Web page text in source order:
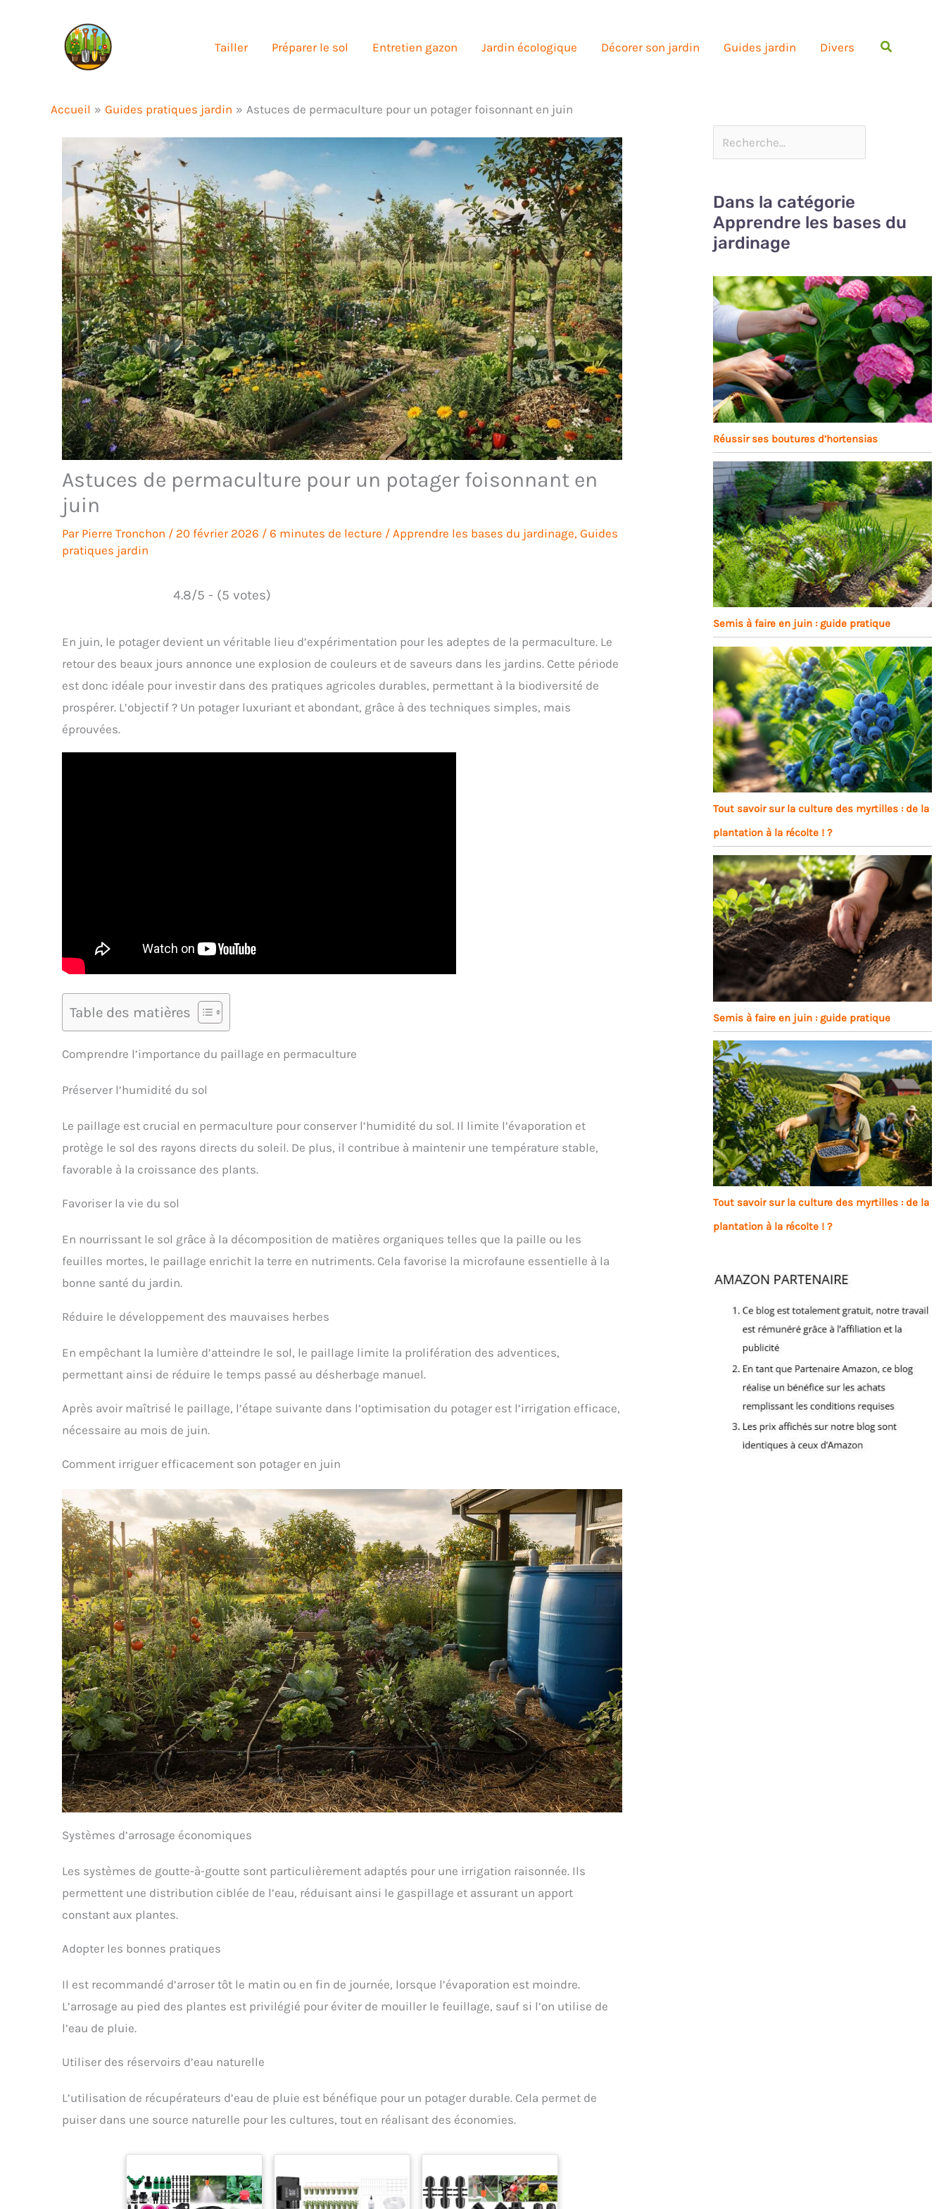
Tailler Préparer le sol Entretien gazon Jardin écologique Décorer son jardin Guides jardin Divers
Accueil Guides pratiques jardin Astuces de permaculture pour un potager foisonnant en juin
Astuces de permaculture pour un potager foisonnant en
juin
Par Pierre Tronchon / 20 février 2026 / 6 minutes de lecture / Apprendre les bases du jardinage, Guides
pratiques jardin
4.8/5 - (5 votes)
En juin, le potager devient un véritable lieu d’expérimentation pour les adeptes de la permaculture. Le
retour des beaux jours annonce une explosion de couleurs et de saveurs dans les jardins. Cette période
est donc idéale pour investir dans des pratiques agricoles durables, permettant à la biodiversité de
prospérer. L’objectif ? Un potager luxuriant et abondant, grâce à des techniques simples, mais
éprouvées.
Table des matières
Comprendre l’importance du paillage en permaculture
Préserver l’humidité du sol
Le paillage est crucial en permaculture pour conserver l’humidité du sol. Il limite l’évaporation et
protège le sol des rayons directs du soleil. De plus, il contribue à maintenir une température stable,
favorable à la croissance des plants.
Favoriser la vie du sol
En nourrissant le sol grâce à la décomposition de matières organiques telles que la paille ou les
feuilles mortes, le paillage enrichit la terre en nutriments. Cela favorise la microfaune essentielle à la
bonne santé du jardin.
Réduire le développement des mauvaises herbes
En empêchant la lumière d’atteindre le sol, le paillage limite la prolifération des adventices,
permettant ainsi de réduire le temps passé au désherbage manuel.
Après avoir maîtrisé le paillage, l’étape suivante dans l’optimisation du potager est l’irrigation efficace,
nécessaire au mois de juin.
Comment irriguer efficacement son potager en juin
Systèmes d’arrosage économiques
Les systèmes de goutte-à-goutte sont particulièrement adaptés pour une irrigation raisonnée. Ils
permettent une distribution ciblée de l’eau, réduisant ainsi le gaspillage et assurant un apport
constant aux plantes.
Adopter les bonnes pratiques
Il est recommandé d’arroser tôt le matin ou en fin de journée, lorsque l’évaporation est moindre.
L’arrosage au pied des plantes est privilégié pour éviter de mouiller le feuillage, sauf si l’on utilise de
l’eau de pluie.
Utiliser des réservoirs d’eau naturelle
L’utilisation de récupérateurs d’eau de pluie est bénéfique pour un potager durable. Cela permet de
puiser dans une source naturelle pour les cultures, tout en réalisant des économies.
Dans la catégorie
Apprendre les bases du
jardinage
Réussir ses boutures d’hortensias
Semis à faire en juin : guide pratique
Tout savoir sur la culture des myrtilles : de la
plantation à la récolte ! ?
Semis à faire en juin : guide pratique
Tout savoir sur la culture des myrtilles : de la
plantation à la récolte ! ?